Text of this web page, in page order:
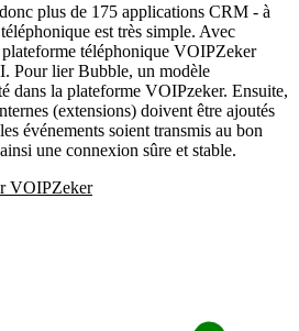
plus de 175 applications CRM - à
est très simple. Avec
téléphonique VOIPZeker
Pour lier Bubble, un modèle
dans la plateforme VOIPzeker. Ensuite,
(extensions) doivent être ajoutés
événements soient transmis au bon
une connexion sûre et stable.
VOIPZeker